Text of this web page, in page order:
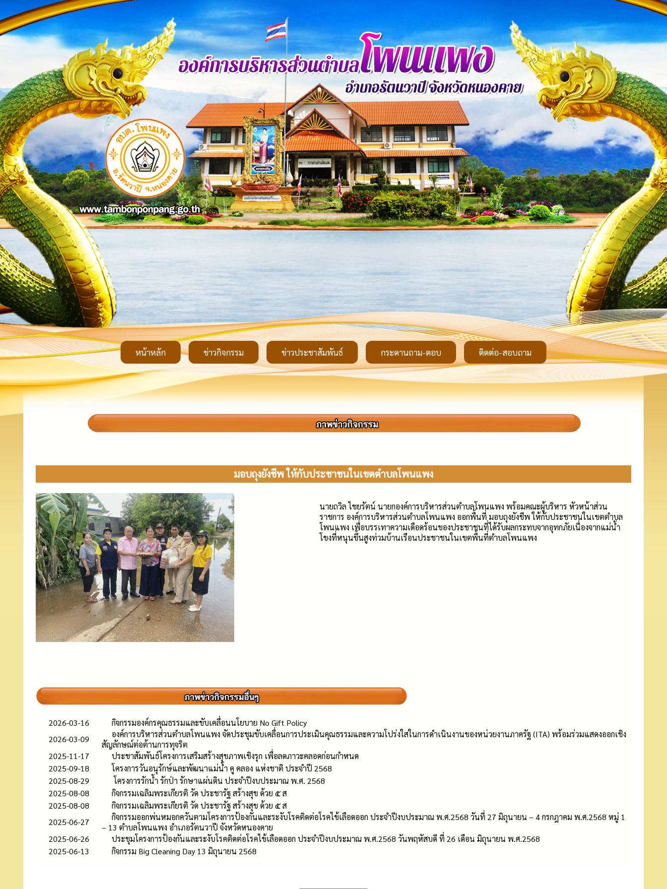
หน้าหลัก ข่าวกิจกรรม ข่าวประชาสัมพันธ์ กระดานถาม-ตอบ ติดต่อ-สอบถาม
มอบถุงยังชีพ ให้กับประชาชนในเขตตำบลโพนแพง
นายถวิล ไชยรัตน์ นายกองค์การบริหารส่วนตำบลโพนแพง พร้อมคณะผู้บริหาร หัวหน้าส่วน
ราชการ องค์การบริหารส่วนตำบลโพนแพง ออกพื้นที่ มอบถุงยังชีพ ให้กับประชาชนในเขตตำบล
โพนแพง เพื่อบรรเทาความเดือดร้อนของประชาชนที่ได้รับผลกระทบจากอุทกภัยเนื่องจากแม่น้ำ
โขงที่หนุนขึ้นสูงท่วมบ้านเรือนประชาชนในเขตพื้นที่ตำบลโพนแพง
2026-03-16
กิจกรรมองค์กรคุณธรรมและขับเคลื่อนนโยบาย No Gift Policy
2026-03-09
องค์การบริหารส่วนตำบลโพนแพง จัดประชุมขับเคลื่อนการประเมินคุณธรรมและความโปร่งใสในการดำเนินงานของหน่วยงานภาครัฐ (ITA) พร้อมร่วมแสดงออกเชิง
สัญลักษณ์ต่อต้านการทุจริต
2025-11-17
ประชาสัมพันธ์โครงการเสริมสร้างสุขภาพเชิงรุก เพื่อลดภาวะคลอดก่อนกำหนด
2025-09-18
โครงการวันอนุรักษ์และพัฒนาแม่น้ำ คู คลอง แห่งชาติ ประจำปี 2568
2025-08-29
โครงการรักน้ำ รักป่า รักษาแผ่นดิน ประจำปีงบประมาณ พ.ศ. 2568
2025-08-08
กิจกรรมเฉลิมพระเกียรติ วัด ประชารัฐ สร้างสุข ด้วย ๕ ส
2025-08-08
กิจกรรมเฉลิมพระเกียรติ วัด ประชารัฐ สร้างสุข ด้วย ๕ ส
2025-06-27
กิจกรรมออกพ่นหมอกควันตามโครงการป้องกันและระงับโรคติดต่อโรคไข้เลือดออก ประจำปีงบประมาณ พ.ศ.2568 วันที่ 27 มิถุนายน – 4 กรกฎาคม พ.ศ.2568 หมู่ 1
– 13 ตำบลโพนแพง อำเภอรัตนวาปี จังหวัดหนองคาย
2025-06-26
ประชุมโครงการป้องกันและระงับโรคติดต่อโรคไข้เลือดออก ประจำปีงบประมาณ พ.ศ.2568 วันพฤหัสบดี ที่ 26 เดือน มิถุนายน พ.ศ.2568
2025-06-13
กิจกรรม Big Cleaning Day 13 มิถุนายน 2568